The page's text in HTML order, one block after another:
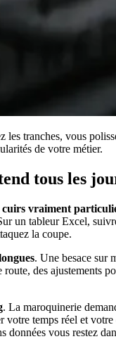
les tranches, vous
de votre métier.
tous les
cuirs vraiment
un tableur Excel,
la coupe.
. Une besace sur
des ajustements
. La maroquinerie
votre temps réel et
données vous restez